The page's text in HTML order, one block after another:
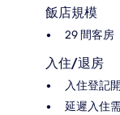
飯店規模
29 間客房
入住/退房
入住登記
延遲入住